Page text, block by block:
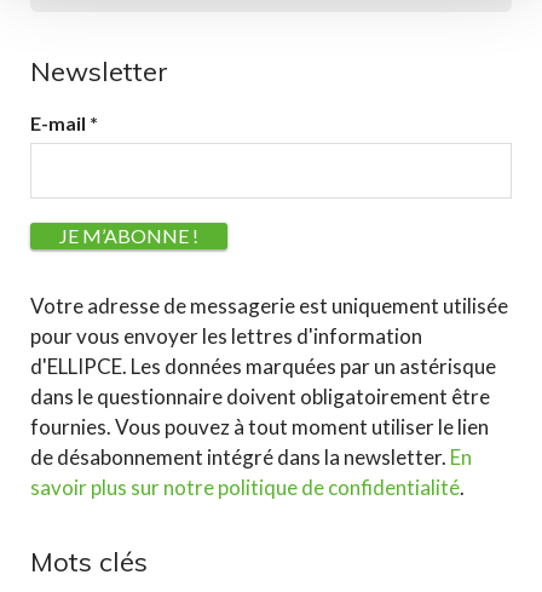
Newsletter
E-mail *
Votre adresse de messagerie est uniquement utilisée
pour vous envoyer les lettres d'information
d'ELLIPCE. Les données marquées par un astérisque
dans le questionnaire doivent obligatoirement être
fournies. Vous pouvez à tout moment utiliser le lien
de désabonnement intégré dans la newsletter. En
savoir plus sur notre politique de confidentialité.
Mots clés